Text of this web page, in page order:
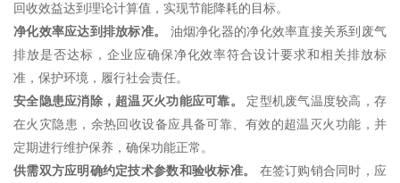
回收效益达到理论计算值，实现节能降耗的目标。
净化效率应达到排放标准。
油烟净化器的净化效率直接关系到废气
排放是否达标，企业应确保净化效率符合设计要求和相关排放标
准，保护环境，履行社会责任。
安全隐患应消除，超温灭火功能应可靠。
定型机废气温度较高，存
在火灾隐患，余热回收设备应具备可靠、有效的超温灭火功能，并
定期进行维护保养，确保功能正常。
供需双方应明确约定技术参数和验收标准。
在签订购销合同时，应